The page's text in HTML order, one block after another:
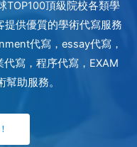
TOP100頂級院校各類學
供優質的學術代寫服務
代寫，essay代寫，
寫，程序代寫，EXAM
助服務。